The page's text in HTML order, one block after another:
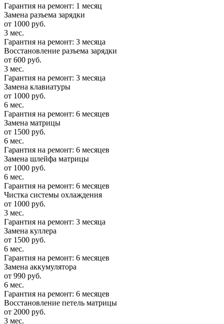
Гарантия на ремонт: 1 месяц
Замена разъема зарядки
от 1000 руб.
3 мес.
Гарантия на ремонт: 3 месяца
Восстановление разъема зарядки
от 600 руб.
3 мес.
Гарантия на ремонт: 3 месяца
Замена клавиатуры
от 1000 руб.
6 мес.
Гарантия на ремонт: 6 месяцев
Замена матрицы
от 1500 руб.
6 мес.
Гарантия на ремонт: 6 месяцев
Замена шлейфа матрицы
от 1000 руб.
6 мес.
Гарантия на ремонт: 6 месяцев
Чистка системы охлаждения
от 1000 руб.
3 мес.
Гарантия на ремонт: 3 месяца
Замена куллера
от 1500 руб.
6 мес.
Гарантия на ремонт: 6 месяцев
Замена аккумулятора
от 990 руб.
6 мес.
Гарантия на ремонт: 6 месяцев
Восстановление петель матрицы
от 2000 руб.
3 мес.